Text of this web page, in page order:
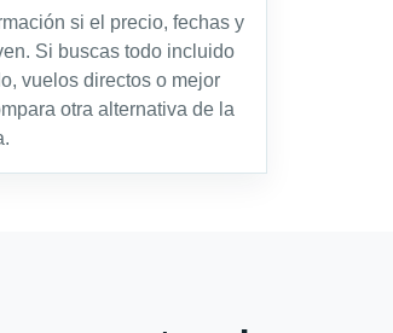
si el precio, fechas y
Si buscas todo incluido
vuelos directos o mejor
otra alternativa de la